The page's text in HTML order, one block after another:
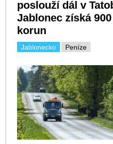
poslouží dál v
Jablonec získá
korun
Jablonecko Peníze